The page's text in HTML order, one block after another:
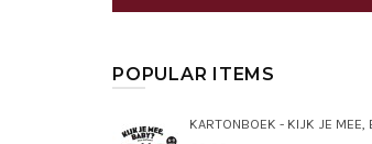
POPULAR ITEMS